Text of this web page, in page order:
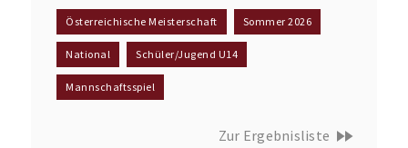
Österreichische Meisterschaft Sommer 2026
National Schüler/Jugend U14
Mannschaftsspiel
Zur Ergebnisliste fast_forward